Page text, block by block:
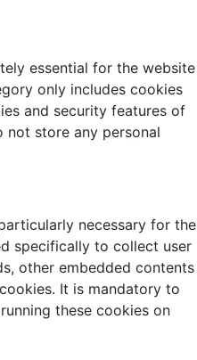
essential for the website
only includes cookies
and security features of
not store any personal
necessary for the
specifically to collect user
other embedded contents
It is mandatory to
these cookies on